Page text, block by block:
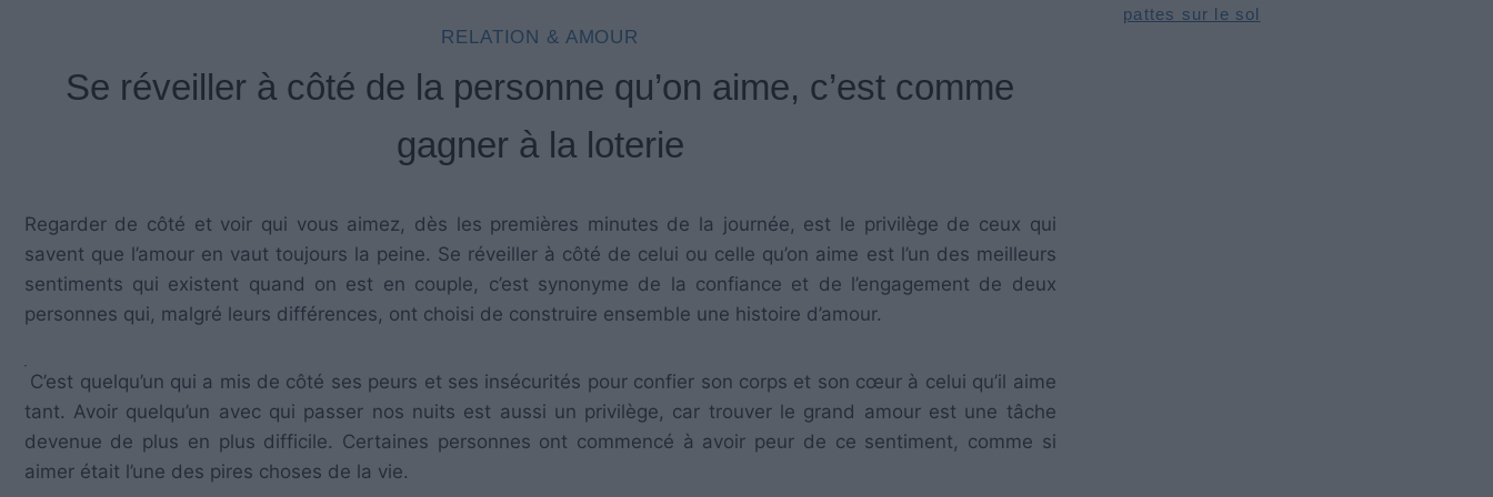
RELATION & AMOUR
Se réveiller à côté de la personne qu’on aime, c’est comme
gagner à la loterie
Regarder de côté et voir qui vous aimez, dès les premières minutes de la journée, est le privilège de ceux qui
savent que l’amour en vaut toujours la peine. Se réveiller à côté de celui ou celle qu’on aime est l’un des meilleurs
sentiments qui existent quand on est en couple, c’est synonyme de la confiance et de l’engagement de deux
personnes qui, malgré leurs différences, ont choisi de construire ensemble une histoire d’amour.
C’est quelqu’un qui a mis de côté ses peurs et ses insécurités pour confier son corps et son cœur à celui qu’il aime
tant. Avoir quelqu’un avec qui passer nos nuits est aussi un privilège, car trouver le grand amour est une tâche
devenue de plus en plus difficile. Certaines personnes ont commencé à avoir peur de ce sentiment, comme si
aimer était l’une des pires choses de la vie.
pattes sur le sol